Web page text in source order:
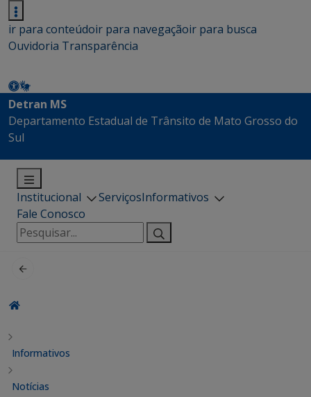
ir para conteúdoir para navegaçãoir para busca
Ouvidoria Transparência
Detran MS
Departamento Estadual de Trânsito de Mato Grosso do
Sul
Institucional ServiçosInformativos
Fale Conosco
Pesquisar
por:
Informativos
Notícias